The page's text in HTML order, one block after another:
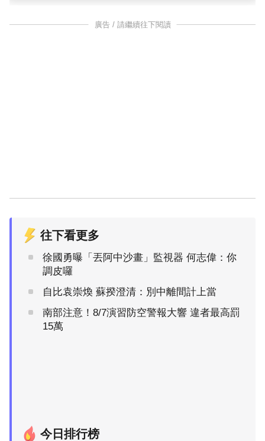
廣告 / 請繼續往下閱讀
往下看更多
徐國勇曝「丟阿中沙畫」監視器 何志偉：你
調皮囉
自比袁崇煥 蘇揆澄清：別中離間計上當
南部注意！8/7演習防空警報大響 違者最高罰
15萬
今日排行榜